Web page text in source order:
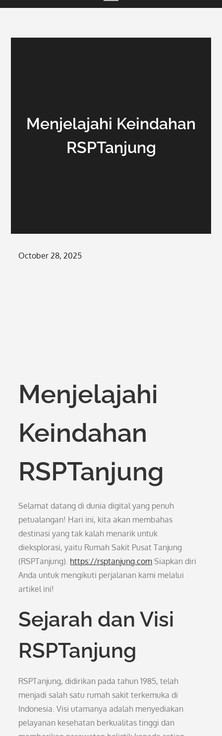
Menjelajahi Keindahan
RSPTanjung
Posted
October 28, 2025
Menjelajahi
Keindahan
RSPTanjung
Selamat datang di dunia digital yang penuh
petualangan! Hari ini, kita akan membahas
destinasi yang tak kalah menarik untuk
dieksplorasi, yaitu Rumah Sakit Pusat Tanjung
(RSPTanjung). https://rsptanjung.com Siapkan diri
Anda untuk mengikuti perjalanan kami melalui
artikel ini!
Sejarah dan Visi
RSPTanjung
RSPTanjung, didirikan pada tahun 1985, telah
menjadi salah satu rumah sakit terkemuka di
Indonesia. Visi utamanya adalah menyediakan
pelayanan kesehatan berkualitas tinggi dan